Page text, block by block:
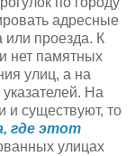
адресные
или проезда. К
нет памятных
улиц, а на
На
и существуют, то
где этот
улицах